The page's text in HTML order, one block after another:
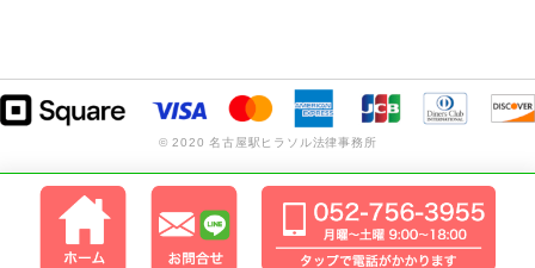
© 2020 名古屋駅ヒラソル法律事務所